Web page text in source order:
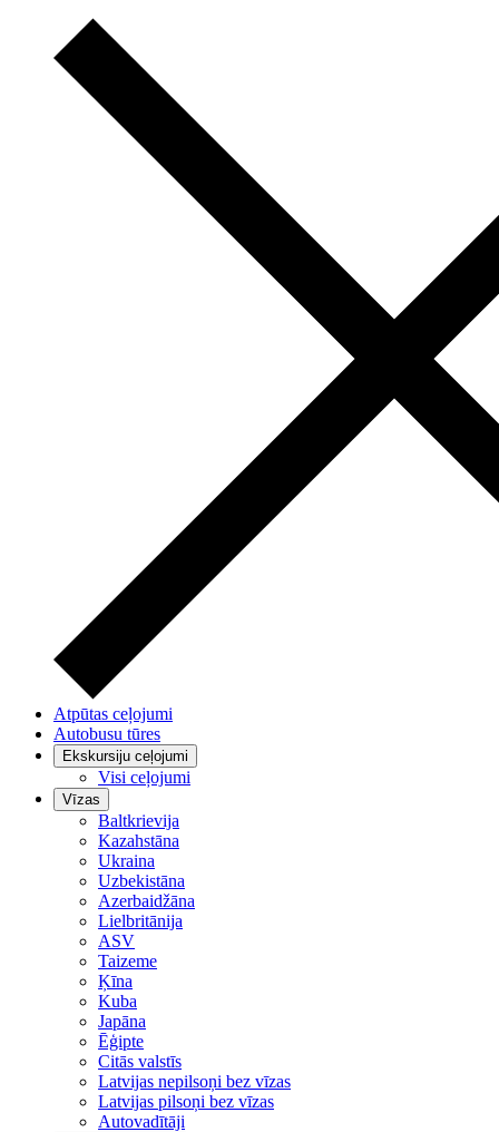
Atpūtas ceļojumi
Autobusu tūres
Ekskursiju ceļojumi
Visi ceļojumi
Vīzas
Baltkrievija
Kazahstāna
Ukraina
Uzbekistāna
Azerbaidžāna
Lielbritānija
ASV
Taizeme
Ķīna
Kuba
Japāna
Ēģipte
Citās valstīs
Latvijas nepilsoņi bez vīzas
Latvijas pilsoņi bez vīzas
Autovadītāji